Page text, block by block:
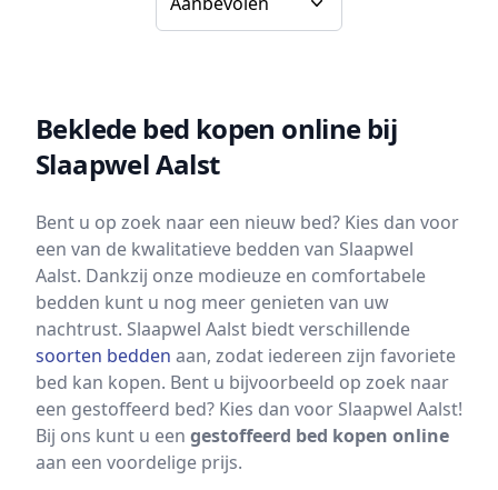
Beklede bed kopen online bij
Slaapwel Aalst
Bent u op zoek naar een nieuw bed? Kies dan voor
een van de kwalitatieve bedden van Slaapwel
Aalst. Dankzij onze modieuze en comfortabele
bedden kunt u nog meer genieten van uw
nachtrust. Slaapwel Aalst biedt verschillende
soorten bedden aan, zodat iedereen zijn favoriete
bed kan kopen. Bent u bijvoorbeeld op zoek naar
een gestoffeerd bed? Kies dan voor Slaapwel Aalst!
Bij ons kunt u een gestoffeerd bed kopen online
aan een voordelige prijs.